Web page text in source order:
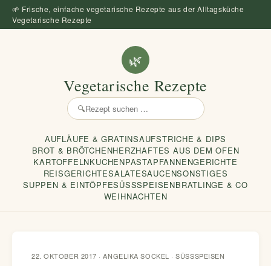
🌱 Frische, einfache vegetarische Rezepte aus der Alltagsküche
Vegetarische Rezepte
🌿
Vegetarische Rezepte
🔍
Rezept
AUFLÄUFE & GRATINSAUFSTRICHE & DIPS
BROT & BRÖTCHENHERZHAFTES AUS DEM OFEN
KARTOFFELNKUCHENPASTAPFANNENGERICHTE
REISGERICHTESALATESAUCENSONSTIGES
SUPPEN & EINTÖPFESÜSSSPEISEN
BRATLINGE & CO
WEIHNACHTEN
22. OKTOBER 2017 · ANGELIKA SOCKEL ·SÜSSSPEISEN